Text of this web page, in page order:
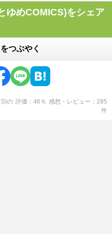
ゆめCOMICS)をシェア
つぶやく
の 評価 46 ％ 感想・レビュー
285
件